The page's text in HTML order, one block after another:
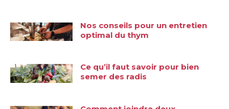
Nos conseils pour un entretien
optimal du thym
Ce qu’il faut savoir pour bien
semer des radis